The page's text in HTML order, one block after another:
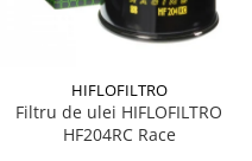
HIFLOFILTRO
Filtru de ulei HIFLOFILTRO
HF204RC Race